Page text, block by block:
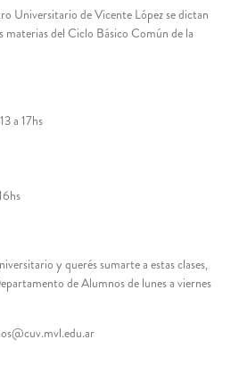
Universitario de Vicente López se dictan
materias del Ciclo Básico Común de la
a 17hs
y querés sumarte a estas clases,
de Alumnos de lunes a viernes